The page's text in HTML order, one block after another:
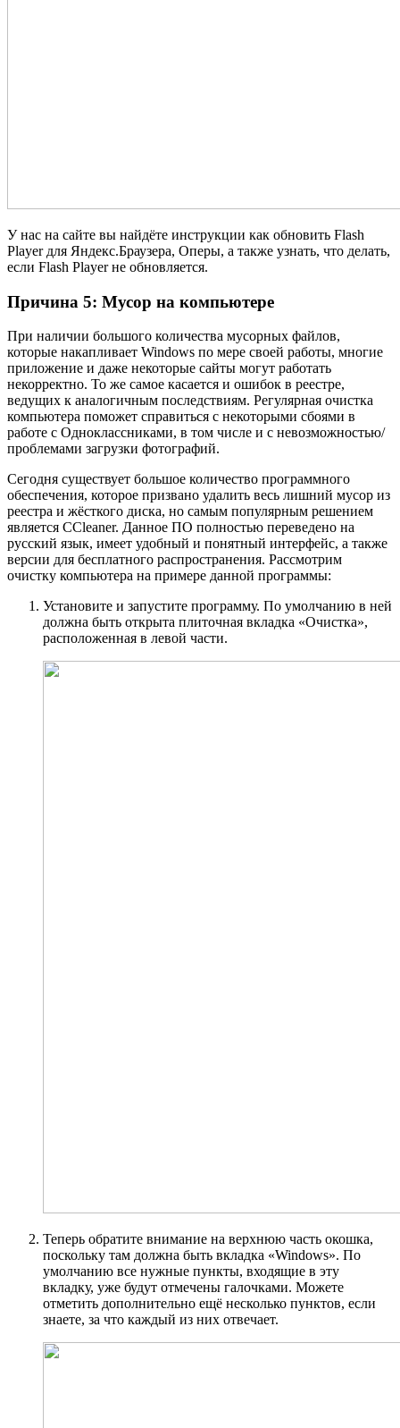
У нас на сайте вы найдёте инструкции как обновить Flash
Player для Яндекс.Браузера, Оперы, а также узнать, что делать,
если Flash Player не обновляется.
Причина 5: Мусор на компьютере
При наличии большого количества мусорных файлов,
которые накапливает Windows по мере своей работы, многие
приложение и даже некоторые сайты могут работать
некорректно. То же самое касается и ошибок в реестре,
ведущих к аналогичным последствиям. Регулярная очистка
компьютера поможет справиться с некоторыми сбоями в
работе с Одноклассниками, в том числе и с невозможностью/
проблемами загрузки фотографий.
Сегодня существует большое количество программного
обеспечения, которое призвано удалить весь лишний мусор из
реестра и жёсткого диска, но самым популярным решением
является CCleaner. Данное ПО полностью переведено на
русский язык, имеет удобный и понятный интерфейс, а также
версии для бесплатного распространения. Рассмотрим
очистку компьютера на примере данной программы:
Установите и запустите программу. По умолчанию в ней
должна быть открыта плиточная вкладка «Очистка»,
расположенная в левой части.
Теперь обратите внимание на верхнюю часть окошка,
поскольку там должна быть вкладка «Windows». По
умолчанию все нужные пункты, входящие в эту
вкладку, уже будут отмечены галочками. Можете
отметить дополнительно ещё несколько пунктов, если
знаете, за что каждый из них отвечает.